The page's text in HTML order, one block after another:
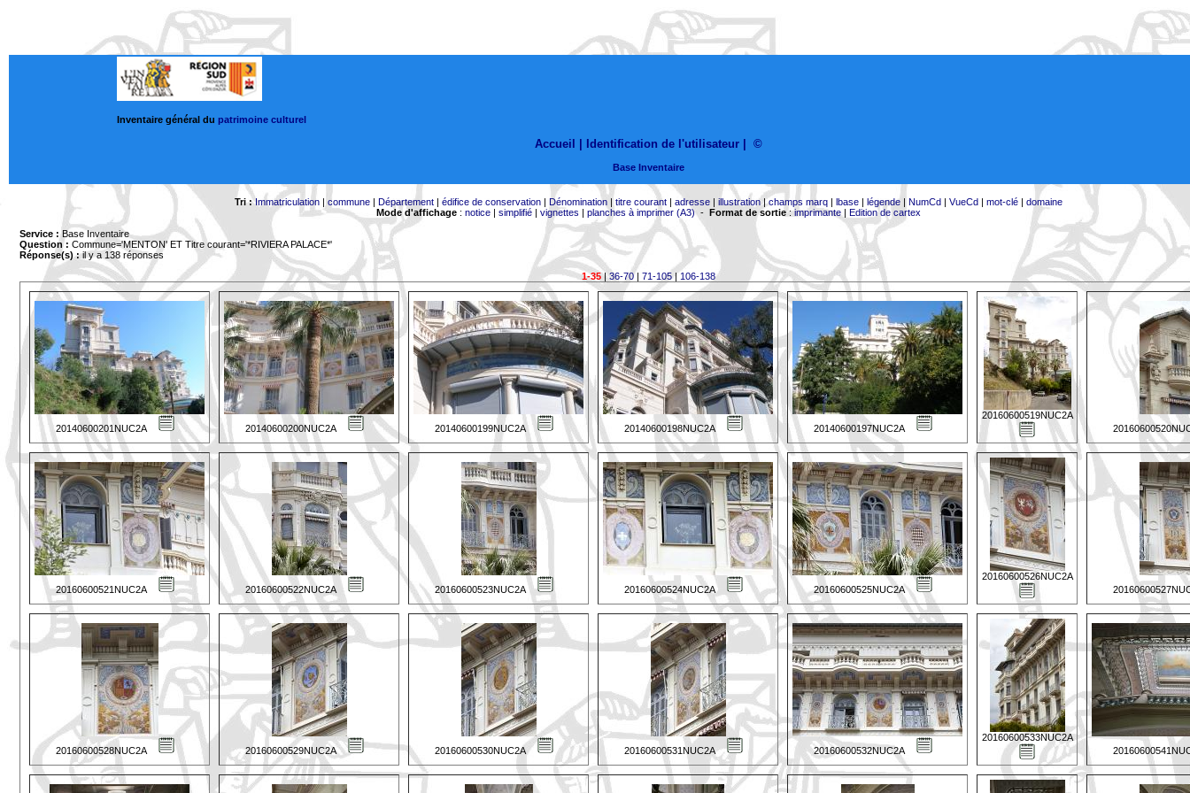
Inventaire général du patrimoine culturel
Accueil | Identification de l'utilisateur ©
Base Inventaire
Tri : Immatriculation| commune| Département| édifice de conservation| Dénomination| titre courant| adresse| illustration|champs marq| lbase| légende| NumCd| VueCd| mot-clé| domaine
Mode d'affichage: notice| simplifié| vignettes | planches à imprimer (A3)- Format de sortie:imprimante| Edition de cartex
Service : Base Inventaire
Question : Commune='MENTON' ET Titre courant='*RIVIERA PALACE*'
Réponse(s) :il y a 138 réponses
1-35|36-70| 71-105| 106-138
20140600201NUC2A 20140600200NUC2A 20140600199NUC2A 20140600198NUC2A 20140600197NUC2A
20160600519NUC2A
20160600521NUC2A 20160600522NUC2A 20160600523NUC2A 20160600524NUC2A 20160600525NUC2A
20160600526NUC2A
20160600528NUC2A 20160600529NUC2A 20160600530NUC2A 20160600531NUC2A 20160600532NUC2A
20160600533NUC2A